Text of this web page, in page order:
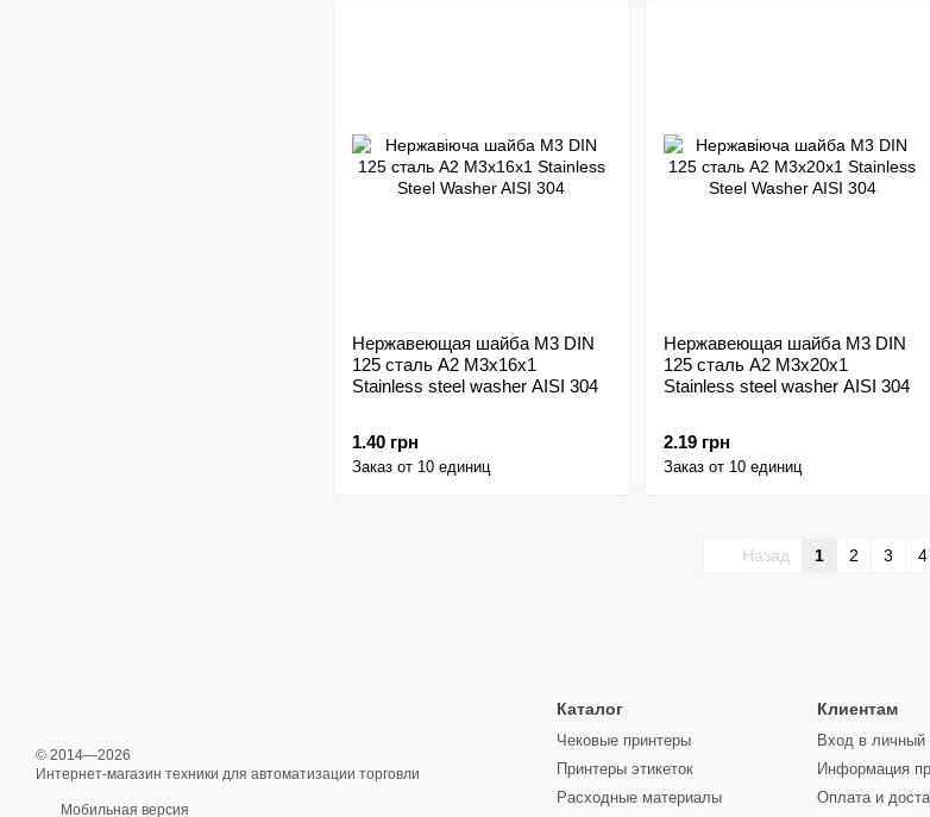
Нержавеющая шайба M3 DIN
125 сталь A2 M3x16x1
Stainless steel washer AISI 304
1.40 грн
Заказ от 10 единиц
Нержавеющая шайба M3 DIN
125 сталь A2 M3x20x1
Stainless steel washer AISI 304
2.19 грн
Заказ от 10 единиц
Назад 1 2 3 4
© 2014—2026
Интернет-магазин техники для автоматизации торговли
Мобильная версия
Каталог
Чековые принтеры
Принтеры этикеток
Расходные материалы
Клиентам
Вход в личный
Информация
Оплата и